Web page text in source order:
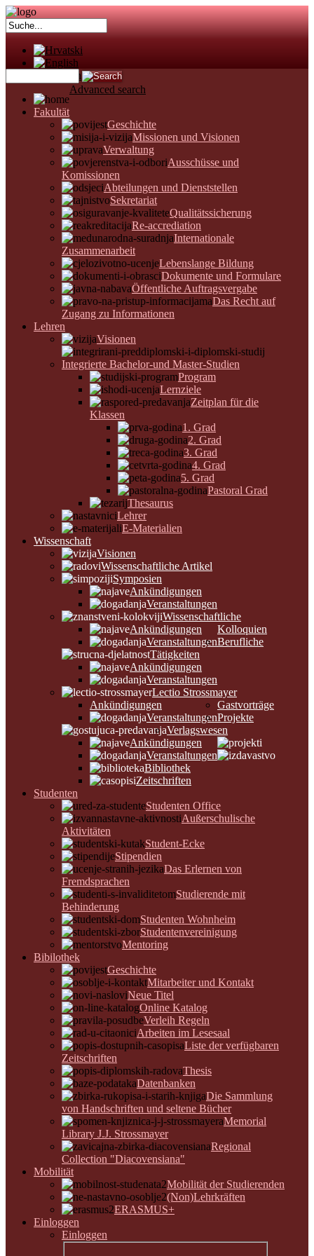
Fakultät
Geschichte
Missionen und Visionen
Verwaltung
Ausschüsse und
Komissionen
Abteilungen und Dienststellen
Sekretariat
Qualitätssicherung
Re-accrediation
Internationale
Zusammenarbeit
Lebenslange Bildung
Dokumente und Formulare
Öffentliche Auftragsvergabe
Das Recht auf
Zugang zu Informationen
Lehren
Visionen
Integrierte Bachelor-und Master-Studien
Program
Lernziele
Zeitplan für die
Klassen
1. Grad
2. Grad
3. Grad
4. Grad
5. Grad
Pastoral Grad
Thesaurus
Lehrer
E-Materialien
Wissenschaft
Visionen
Wissenschaftliche Artikel
Symposien
Ankündigungen
Veranstaltungen
Wissenschaftliche
Kolloquien
Ankündigungen
VeranstaltungenBerufliche
Tätigkeiten
Ankündigungen
Veranstaltungen
Lectio Strossmayer
Ankündigungen
Veranstaltungen
Gastvorträge
Ankündigungen
Veranstaltungen
Projekte
Verlagswesen
Bibliothek
Zeitschriften
Studenten
Studenten Office
Außerschulische
Aktivitäten
Student-Ecke
Stipendien
Das Erlernen von
Fremdsprachen
Studierende mit
Behinderung
Studenten Wohnheim
Studentenvereinigung
Mentoring
Bibilothek
Geschichte
Mitarbeiter und Kontakt
Neue Titel
Online Katalog
Verleih Regeln
Arbeiten im Lesesaal
Liste der verfügbaren
Zeitschriften
Thesis
Datenbanken
Die Sammlung
von Handschriften und seltene Bücher
Memorial
Library J.J. Strossmayer
Regional
Collection "Diacovensiana"
Mobilität
Mobilität der Studierenden
(Non)Lehrkräften
ERASMUS+
Einloggen
Einloggen
Advanced search